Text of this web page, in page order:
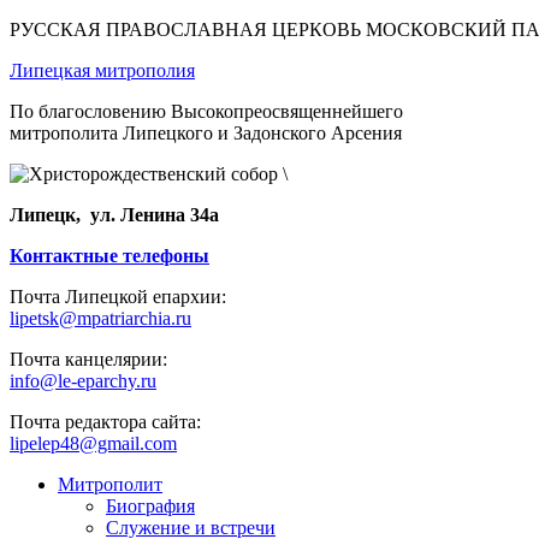
РУССКАЯ ПРАВОСЛАВНАЯ ЦЕРКОВЬ МОСКОВСКИЙ
Липецкая митрополия
По благословению Высокопреосвященнейшего
митрополита Липецкого и Задонского Арсения
Липецк, ул. Ленина 34а
Контактные телефоны
Почта Липецкой епархии:
lipetsk@mpatriarchia.ru
Почта канцелярии:
info@le-eparchy.ru
Почта редактора сайта:
lipelep48@gmail.com
Митрополит
Биография
Служение и встречи